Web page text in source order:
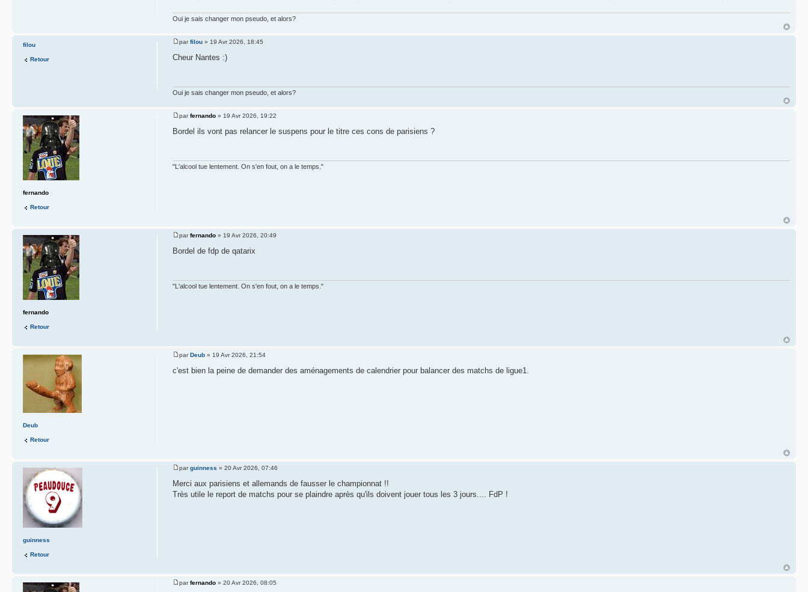
Oui je sais changer mon pseudo, et alors?
parfilou» 19 Avr 2026, 18:45
Cheur Nantes :)
Oui je sais changer mon pseudo, et alors?
filou
Retour
parfernando» 19 Avr 2026, 19:22
Bordel ils vont pas relancer le suspens pour le titre ces cons de parisiens ?
"L'alcool tue lentement. On s'en fout, on a le temps."
fernando
Retour
parfernando» 19 Avr 2026, 20:49
Bordel de fdp de qatarix
"L'alcool tue lentement. On s'en fout, on a le temps."
fernando
Retour
parDeub» 19 Avr 2026, 21:54
c'est bien la peine de demander des aménagements de calendrier pour balancer des matchs de ligue1.
Deub
Retour
parguinness » 20 Avr 2026, 07:46
Merci aux parisiens et allemands de fausser le championnat !!
Très utile le report de matchs pour se plaindre après qu'ils doivent jouer tous les 3 jours.... FdP !
guinness
Retour
parfernando» 20 Avr 2026, 08:05